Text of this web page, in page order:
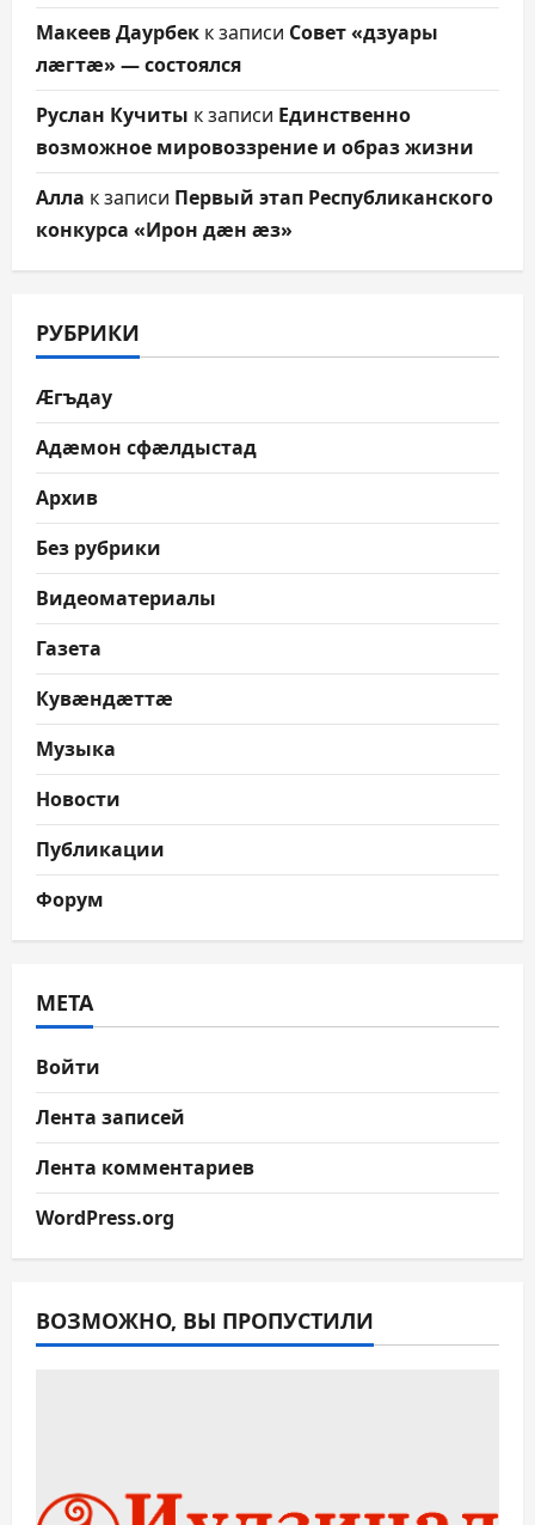
Макеев Даурбек к записи Совет «дзуары
лæгтæ» — состоялся
Руслан Кучиты к записи Единственно
возможное мировоззрение и образ жизни
Алла к записи Первый этап Республиканского
конкурса «Ирон дæн æз»
РУБРИКИ
Æгъдау
Адæмон сфæлдыстад
Архив
Без рубрики
Видеоматериалы
Газета
Кувæндæттæ
Музыка
Новости
Публикации
Форум
МЕТА
Войти
Лента записей
Лента комментариев
WordPress.org
ВОЗМОЖНО, ВЫ ПРОПУСТИЛИ